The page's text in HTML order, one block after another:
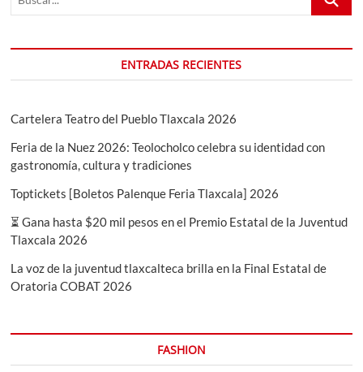
ENTRADAS RECIENTES
Cartelera Teatro del Pueblo Tlaxcala 2026
Feria de la Nuez 2026: Teolocholco celebra su identidad con
gastronomía, cultura y tradiciones
Toptickets [Boletos Palenque Feria Tlaxcala] 2026
⏳ Gana hasta $20 mil pesos en el Premio Estatal de la Juventud
Tlaxcala 2026
La voz de la juventud tlaxcalteca brilla en la Final Estatal de
Oratoria COBAT 2026
FASHION